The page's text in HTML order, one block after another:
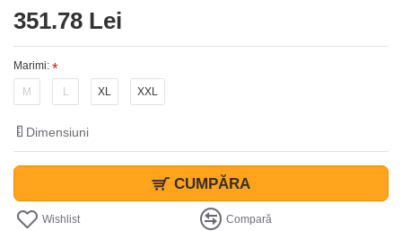
351.78 Lei
Marimi:
M L XL XXL
Dimensiuni
CUMPĂRA
Wishlist Compară